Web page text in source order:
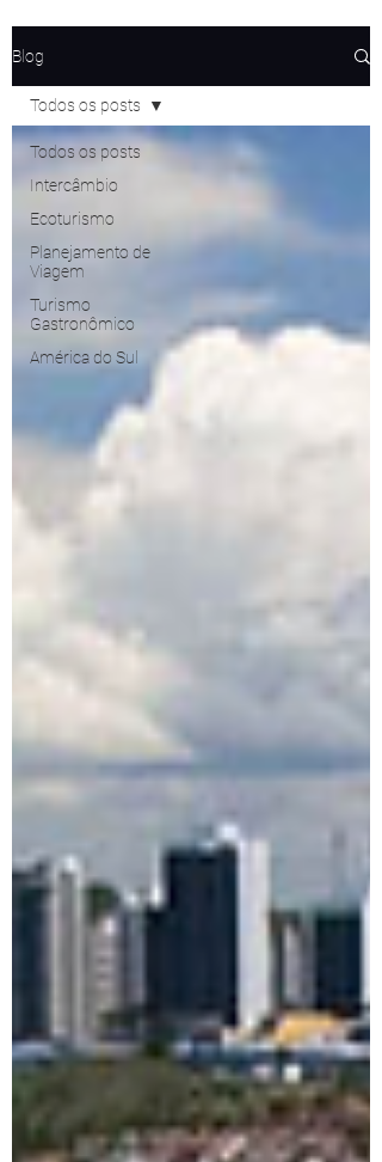
Blog
Todos os posts
Intercâmbio
Ecoturismo
Planejamento de
Viagem
Turismo
Gastronômico
América do Sul
Todos os posts